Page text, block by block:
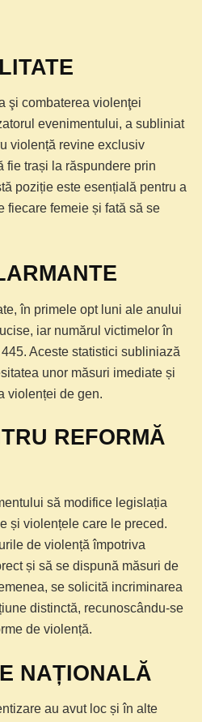
şi combaterea violenţei
evenimentului, a subliniat
violență revine exclusiv
fie trași la răspundere prin
poziție este esențială pentru a
fiecare femeie și fată să se
în primele opt luni ale anului
iar numărul victimelor în
Aceste statistici subliniază
unor măsuri imediate și
violenței de gen.
REFORMĂ
să modifice legislația
și violențele care le preced.
de violență împotriva
și să se dispună măsuri de
se solicită incriminarea
distinctă, recunoscându-se
de violență.
NAȚIONALĂ
au avut loc și în alte